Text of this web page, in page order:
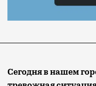
Сегодня в нашем